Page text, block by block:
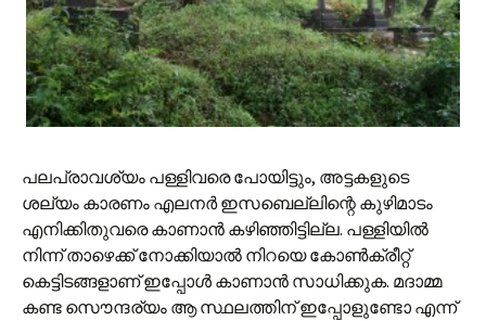
പലപ്രാവശ്യം പള്ളിവരെ പോയിട്ടും, അട്ടകളുടെ
ശല്യം കാരണം എലനര്‍ ഇസബെല്ലിന്റെ കുഴിമാടം
എനിക്കിതുവരെ കാ‍ണാ‍ന്‍ കഴിഞ്ഞിട്ടില്ല. പള്ളിയില്‍
നിന്ന് താഴെക്ക് നോക്കിയാല്‍ നിറയെ കോണ്‍‌ക്രീറ്റ്
കെട്ടിടങ്ങളാണ് ഇപ്പോള്‍ കാണാന്‍ സാധിക്കുക. മദാമ്മ
കണ്ട സൌന്ദര്യം ആ സ്ഥലത്തിന് ഇപ്പോളുണ്ടോ എന്ന്